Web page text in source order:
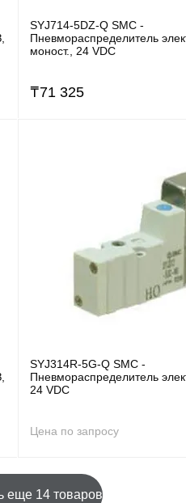
SYJ714-5DZ-Q SMC -
Пневмораспределитель
моност., 24 VDC
₸71 325
SYJ314R-5G-Q SMC -
Пневмораспределитель
24 VDC
Цена по запросу
еще 14 товаров